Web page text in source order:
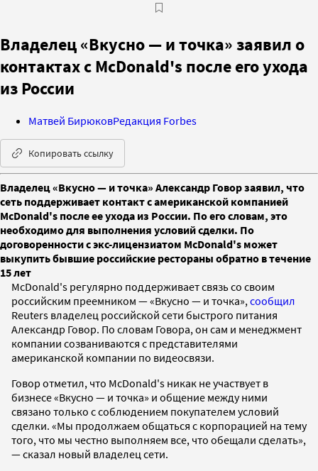
Владелец «Вкусно — и точка» заявил о
контактах с McDonald's после его ухода
из России
Матвей БирюковРедакция Forbes
Копировать ссылку
Владелец «Вкусно — и точка» Александр Говор заявил, что
сеть поддерживает контакт с американской компанией
McDonald's после ее ухода из России. По его словам, это
необходимо для выполнения условий сделки. По
договоренности с экс-лицензиатом McDonald's может
выкупить бывшие российские рестораны обратно в течение
15 лет
McDonald's регулярно поддерживает связь со своим
российским преемником — «Вкусно — и точка», сообщил
Reuters владелец российской сети быстрого питания
Александр Говор. По словам Говора, он сам и менеджмент
компании созваниваются с представителями
американской компании по видеосвязи.
Говор отметил, что McDonald's никак не участвует в
бизнесе «Вкусно — и точка» и общение между ними
связано только с соблюдением покупателем условий
сделки. «Мы продолжаем общаться с корпорацией на тему
того, что мы честно выполняем все, что обещали сделать»,
— сказал новый владелец сети.